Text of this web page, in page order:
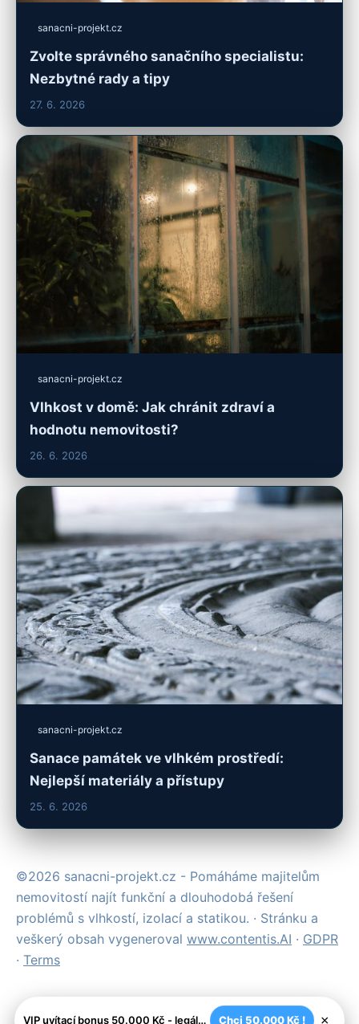
sanacni-projekt.cz
Zvolte správného sanačního specialistu:
Nezbytné rady a tipy
27. 6. 2026
sanacni-projekt.cz
Vlhkost v domě: Jak chránit zdraví a
hodnotu nemovitosti?
26. 6. 2026
sanacni-projekt.cz
Sanace památek ve vlhkém prostředí:
Nejlepší materiály a přístupy
25. 6. 2026
©2026 sanacni-projekt.cz - Pomáháme majitelům
nemovitostí najít funkční a dlouhodobá řešení
problémů s vlhkostí, izolací a statikou. · Stránku a
veškerý obsah vygeneroval www.contentis.AI · GDPR
· Terms
VIP uvítací bonus 50.000 Kč - legální české kasíno Chci 50.000 Kč ! ×